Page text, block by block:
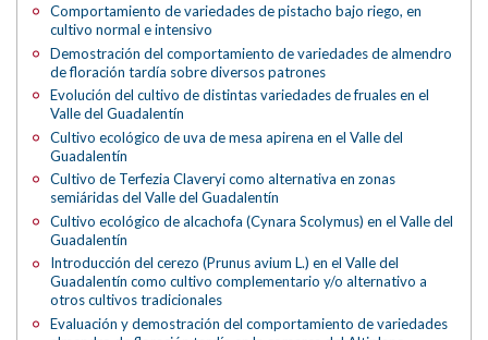
Comportamiento de variedades de pistacho bajo riego, en
cultivo normal e intensivo
Demostración del comportamiento de variedades de almendro
de floración tardía sobre diversos patrones
Evolución del cultivo de distintas variedades de fruales en el
Valle del Guadalentín
Cultivo ecológico de uva de mesa apirena en el Valle del
Guadalentín
Cultivo de Terfezia Claveryi como alternativa en zonas
semiáridas del Valle del Guadalentín
Cultivo ecológico de alcachofa (Cynara Scolymus) en el Valle del
Guadalentín
Introducción del cerezo (Prunus avium L.) en el Valle del
Guadalentín como cultivo complementario y/o alternativo a
otros cultivos tradicionales
Evaluación y demostración del comportamiento de variedades